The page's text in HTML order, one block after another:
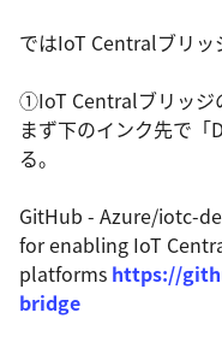
ではIoT Centralブリッ
①IoT Centralブリッジ
まず下のインク先で
る。
GitHub - Azure/iotc-
for enabling IoT
platforms https://
bridge